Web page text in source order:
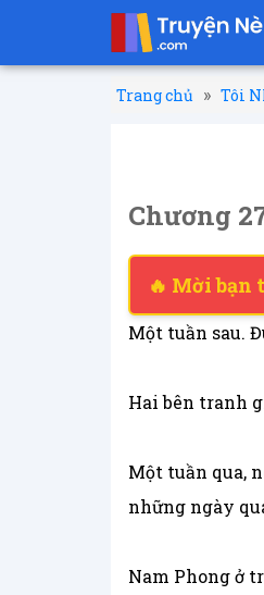
Trang chủ » Tôi
Chương
🔥 Mời bạn
Một tuần sau.
Hai bên tranh
Một tuần qua,
những ngày
Nam Phong ở